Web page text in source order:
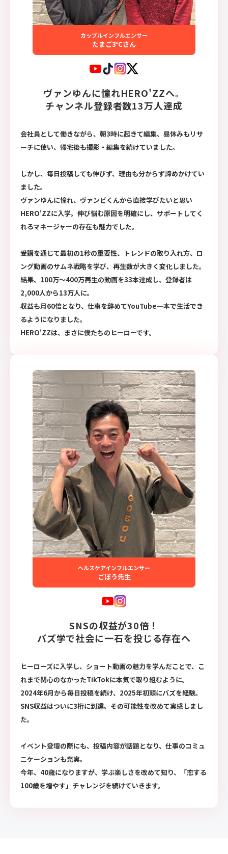
カップルインフルエンサー
たまご3℃さん
ヴァンゆんに憧れHERO'ZZへ。
チャンネル登録者数13万人達成
会社員として働きながら、朝3時に起きて編集、昼休みもリサ
ーチに使い、帰宅後も撮影・編集を続けていました。
しかし、毎日投稿しても伸びず、理由も分からず諦めかけてい
ました。
ヴァンゆんに憧れ、ヴァンビくんから直接学びたいと思い
HERO'ZZに入学。伸び悩む原因を明確にし、サポートしてく
れるマネージャーの存在も魅力でした。
受講を通じて最初の1秒の重要性、トレンドの取り入れ方、ロ
ング動画のサムネ戦略を学び、再生数が大きく変化しました。
結果、100万〜400万再生の動画を33本達成し、登録者は
2,000人から13万人に。
収益も月60倍となり、仕事を辞めてYouTube一本で生活でき
るようになりました。
HERO'ZZは、まさに僕たちのヒーローです。
ヘルスケアインフルエンサー
ごぼう先生
SNSの収益が30倍！
バズ学で社会に一石を投じる存在へ
ヒーローズに入学し、ショート動画の魅力を学んだことで、こ
れまで関心のなかったTikTokに本気で取り組むように。
2024年6月から毎日投稿を続け、2025年初頭にバズを経験。
SNS収益はついに3桁に到達。その可能性を改めて実感しまし
た。
イベント登壇の際にも、投稿内容が話題となり、仕事のコミュ
ニケーションも充実。
今年、40歳になりますが、学ぶ楽しさを改めて知り、「恋する
100歳を増やす」チャレンジを続けていきます。